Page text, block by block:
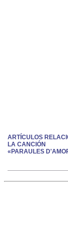
ARTÍCULOS
LA CANCIÓN
«PARAULES